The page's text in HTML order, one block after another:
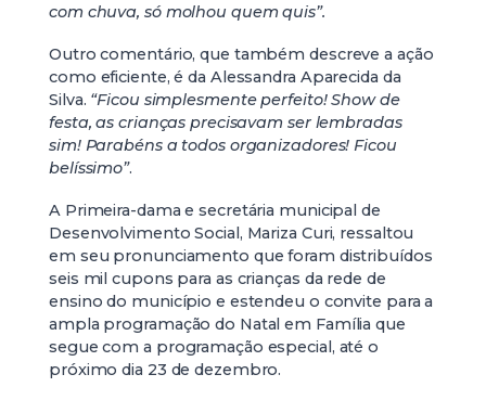
com chuva, só molhou quem quis”.
Outro comentário, que também descreve a ação
como eficiente, é da Alessandra Aparecida da
Silva. “Ficou simplesmente perfeito! Show de
festa, as crianças precisavam ser lembradas
sim! Parabéns a todos organizadores! Ficou
belíssimo”.
A Primeira-dama e secretária municipal de
Desenvolvimento Social, Mariza Curi, ressaltou
em seu pronunciamento que foram distribuídos
seis mil cupons para as crianças da rede de
ensino do município e estendeu o convite para a
ampla programação do Natal em Família que
segue com a programação especial, até o
próximo dia 23 de dezembro.